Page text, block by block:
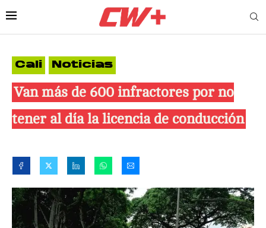
Cali Noticias
Van más de 600 infractores por no
tener al día la licencia de conducción